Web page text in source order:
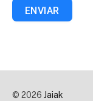
ENVIAR
© 2026 Jaiak